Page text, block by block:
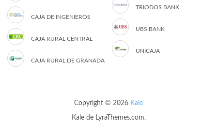
CAJA DE INGENIEROS
CAJA RURAL CENTRAL
CAJA RURAL DE GRANADA
TRIODOS BANK
UBS BANK
UNICAJA
Copyright © 2026 Kale
Kalede LyraThemes.com.